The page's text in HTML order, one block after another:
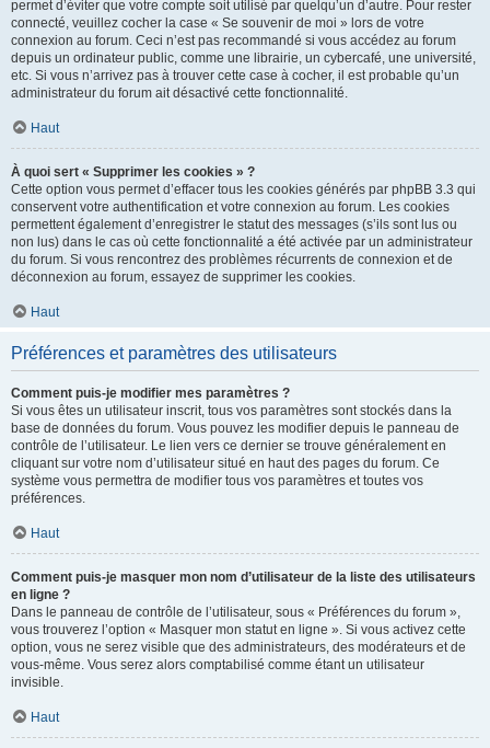
permet d’éviter que votre compte soit utilisé par quelqu’un d’autre. Pour rester
connecté, veuillez cocher la case « Se souvenir de moi » lors de votre
connexion au forum. Ceci n’est pas recommandé si vous accédez au forum
depuis un ordinateur public, comme une librairie, un cybercafé, une université,
etc. Si vous n’arrivez pas à trouver cette case à cocher, il est probable qu’un
administrateur du forum ait désactivé cette fonctionnalité.
Haut
À quoi sert « Supprimer les cookies » ?
Cette option vous permet d’effacer tous les cookies générés par phpBB 3.3 qui
conservent votre authentification et votre connexion au forum. Les cookies
permettent également d’enregistrer le statut des messages (s’ils sont lus ou
non lus) dans le cas où cette fonctionnalité a été activée par un administrateur
du forum. Si vous rencontrez des problèmes récurrents de connexion et de
déconnexion au forum, essayez de supprimer les cookies.
Haut
Préférences et paramètres des utilisateurs
Comment puis-je modifier mes paramètres ?
Si vous êtes un utilisateur inscrit, tous vos paramètres sont stockés dans la
base de données du forum. Vous pouvez les modifier depuis le panneau de
contrôle de l’utilisateur. Le lien vers ce dernier se trouve généralement en
cliquant sur votre nom d’utilisateur situé en haut des pages du forum. Ce
système vous permettra de modifier tous vos paramètres et toutes vos
préférences.
Haut
Comment puis-je masquer mon nom d’utilisateur de la liste des utilisateurs
en ligne ?
Dans le panneau de contrôle de l’utilisateur, sous « Préférences du forum »,
vous trouverez l’option « Masquer mon statut en ligne ». Si vous activez cette
option, vous ne serez visible que des administrateurs, des modérateurs et de
vous-même. Vous serez alors comptabilisé comme étant un utilisateur
invisible.
Haut